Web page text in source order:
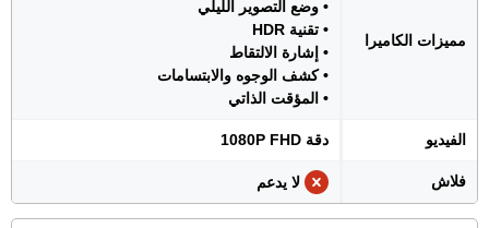
مميزات الكاميرا
• وضع التصوير الليلي
• تقنية HDR
• إشارة الالتقاط
• كشف الوجوه والابتسامات
• المؤقت الذاتي
الفيديو دقة 1080P FHD
فلاش لا يدعم